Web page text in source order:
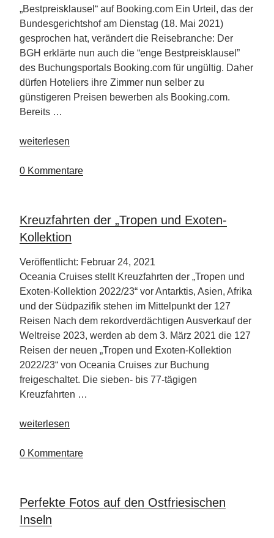
„Bestpreisklausel“ auf Booking.com Ein Urteil, das der
Bundesgerichtshof am Dienstag (18. Mai 2021)
gesprochen hat, verändert die Reisebranche: Der
BGH erklärte nun auch die “enge Bestpreisklausel”
des Buchungsportals Booking.com für ungültig. Daher
dürfen Hoteliers ihre Zimmer nun selber zu
günstigeren Preisen bewerben als Booking.com.
Bereits …
„Preise
–
Direktbuchung
oft
günstiger“
weiterlesen
0 Kommentare
Kreuzfahrten der „Tropen und Exoten-
Kollektion
Veröffentlicht: Februar 24, 2021
Oceania Cruises stellt Kreuzfahrten der „Tropen und
Exoten-Kollektion 2022/23“ vor Antarktis, Asien, Afrika
und der Südpazifik stehen im Mittelpunkt der 127
Reisen Nach dem rekordverdächtigen Ausverkauf der
Weltreise 2023, werden ab dem 3. März 2021 die 127
Reisen der neuen „Tropen und Exoten-Kollektion
2022/23“ von Oceania Cruises zur Buchung
freigeschaltet. Die sieben- bis 77-tägigen
Kreuzfahrten …
„Kreuzfahrten
„Tropen
Kollektion“
weiterlesen
0 Kommentare
Perfekte Fotos auf den Ostfriesischen
Inseln